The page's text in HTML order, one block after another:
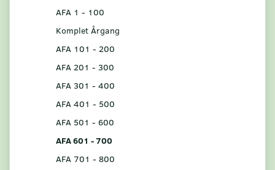
AFA 1 - 100
Komplet Årgang
AFA 101 - 200
AFA 201 - 300
AFA 301 - 400
AFA 401 - 500
AFA 501 - 600
AFA 601 - 700
AFA 701 - 800